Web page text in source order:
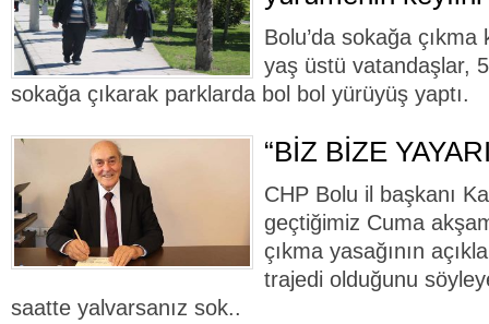
Bolu’da sokağa çıkma
yaş üstü vatandaşlar,
sokağa çıkarak parklarda bol bol yürüyüş yaptı.
“BİZ BİZE
CHP Bolu il başkanı
geçtiğimiz Cuma
çıkma yasağının
trajedi olduğunu
saatte yalvarsanız sok..